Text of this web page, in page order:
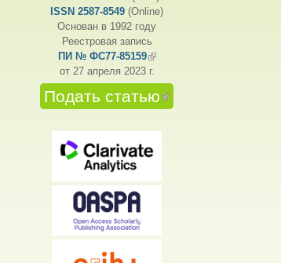
ISSN 2587-8549 (Online)
Основан в 1992 году
Реестровая запись
ПИ № ФС77-85159(внешняя ссылка)
от 27 апреля 2023 г.
Подать статью